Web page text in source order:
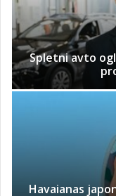
Spletni avto
Havaianas